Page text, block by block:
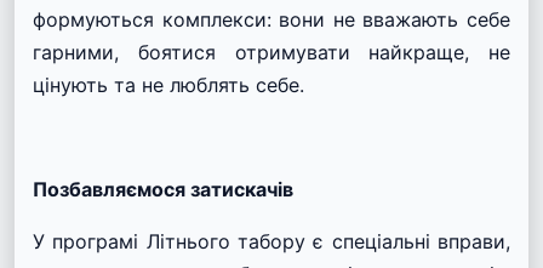
формуються комплекси: вони не вважають себе
гарними, боятися отримувати найкраще, не
цінують та не люблять себе.
Позбавляємося затискачів
У програмі Літнього табору є спеціальні вправи,